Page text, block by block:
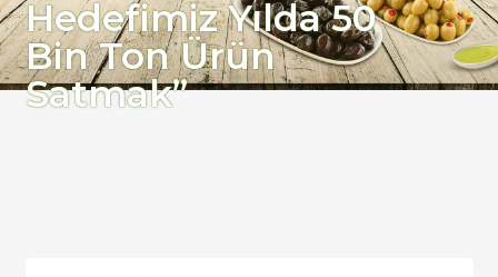
Hedefimiz Yılda 50
Bin Ton Ürün
Satmak”